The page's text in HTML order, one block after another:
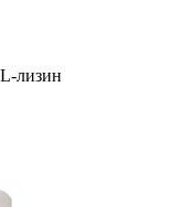
лизин